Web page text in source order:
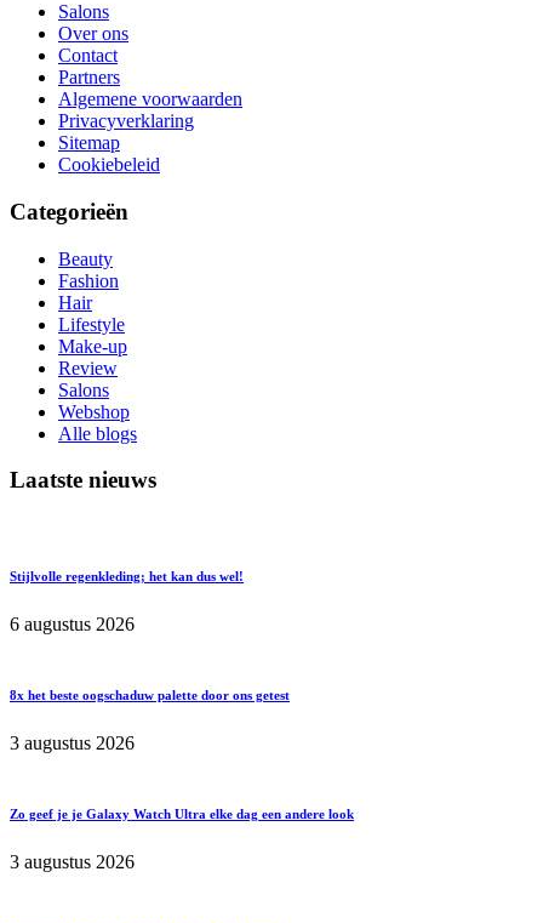
Salons
Over ons
Contact
Partners
Algemene voorwaarden
Privacyverklaring
Sitemap
Cookiebeleid
Categorieën
Beauty
Fashion
Hair
Lifestyle
Make-up
Review
Salons
Webshop
Alle blogs
Laatste nieuws
Stijlvolle regenkleding; het kan dus wel!
6 augustus 2026
8x het beste oogschaduw palette door ons getest
3 augustus 2026
Zo geef je je Galaxy Watch Ultra elke dag een andere look
3 augustus 2026